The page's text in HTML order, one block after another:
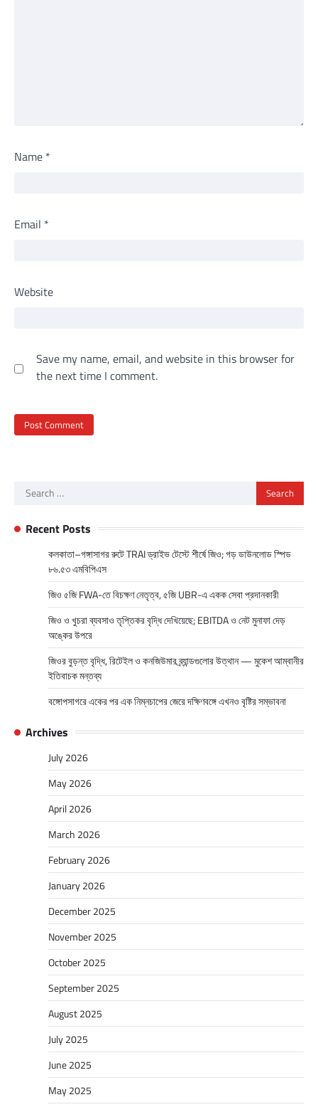
Name *
Email *
Website
Save my name, email, and website in this browser for
the next time I comment.
Search
Recent Posts
কলকাতা–গঙ্গাসাগর রুটে TRAI ড্রাইভ টেস্টে শীর্ষে জিও; গড় ডাউনলোড স্পিড
৮৬.৫৩ এমবিপিএস
জিও ৫জি FWA-তে বিচক্ষণ নেতৃত্ব, ৫জি UBR-এ একক সেবা প্রদানকারী
জিও ও খুচরা ব্যবসাও তৃপ্তিকর বৃদ্ধি দেখিয়েছে; EBITDA ও নেট মুনাফা দেড়
অঙ্কের উপরে
জিওর বুড়ন্ত বৃদ্ধি, রিটেইল ও কনজিউমার ব্র্যান্ডগুলোর উত্থান — মুকেশ আম্বানীর
ইতিবাচক মন্তব্য
বঙ্গোপসাগরে একের পর এক নিম্নচাপের জেরে দক্ষিণবঙ্গে এখনও বৃষ্টির সম্ভাবনা
Archives
July 2026
May 2026
April 2026
March 2026
February 2026
January 2026
December 2025
November 2025
October 2025
September 2025
August 2025
July 2025
June 2025
May 2025